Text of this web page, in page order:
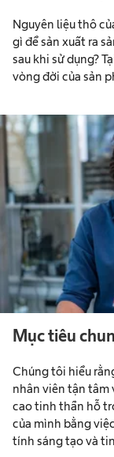
Nguyên liệu thô
gì để sản xuất ra
sau khi sử dụng?
vòng đời của sản
Mục tiêu
Chúng tôi hiểu
nhân viên tận tâm
cao tinh thần hỗ
của mình bằng
tính sáng tạo và